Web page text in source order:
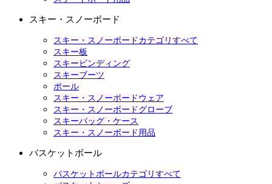
スキー・スノーボード
スキー・スノーボードカテゴリすべて
スキー板
スキービンディング
スキーブーツ
ポール
スキー・スノーボードウェア
スキー・スノーボードグローブ
スキーバッグ・ケース
スキー・スノーボード用品
バスケットボール
バスケットボールカテゴリすべて